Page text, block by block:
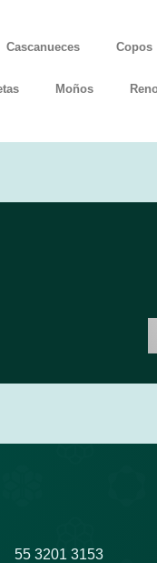
Cascanueces Copos
Moños
55 3201 3153